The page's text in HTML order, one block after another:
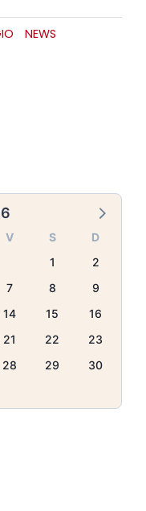
NEWS
V S
D
1
2
7 8
9
14 15
16
21 22
23
28 29
30